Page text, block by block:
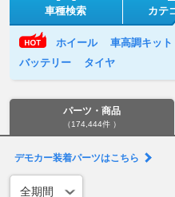
車種検索 カテ
ホイール 車高調キット
バッテリー
タイヤ
パーツ・商品
（174,444件 ）
デモカー装着パーツはこちら